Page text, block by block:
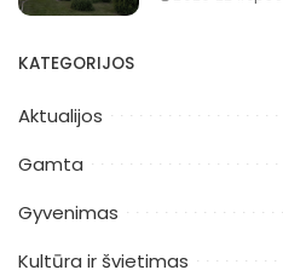
KATEGORIJOS
Aktualijos
Gamta
Gyvenimas
Kultūra ir švietimas